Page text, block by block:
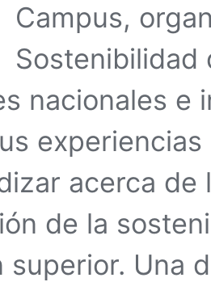
Campus,
Sostenibilidad
nacionales e
acerca de
de la
superior. Una